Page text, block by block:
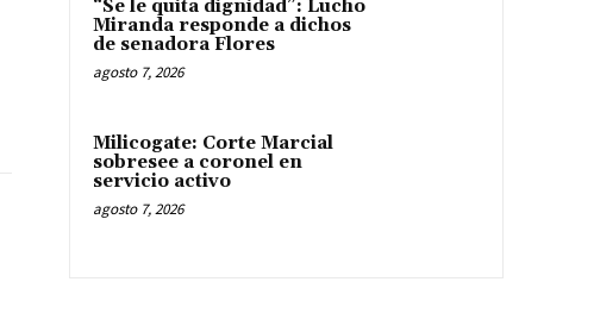
“Se le quita dignidad”: Lucho
Miranda responde a dichos
de senadora Flores
agosto 7, 2026
Milicogate: Corte Marcial
sobresee a coronel en
servicio activo
agosto 7, 2026